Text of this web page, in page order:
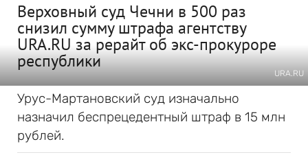
Верховный суд Чечни в 500 раз
снизил сумму штрафа агентству
URA.RU за рерайт об экс-прокуроре
республики
URA.RU
Урус-Мартановский суд изначально
назначил беспрецедентный штраф в 15 млн
рублей.